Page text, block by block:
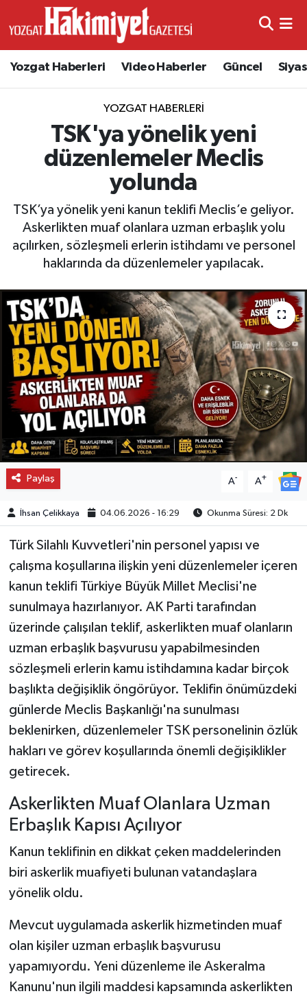
Yozgat Haberleri Video Haberler Güncel
YOZGAT HABERLERI
TSK'ya yönelik yeni
düzenlemeler Meclis
yolunda
TSK’ya yönelik yeni kanun teklifi Meclis’e geliyor.
Askerlikten muaf olanlara uzman erbaşlık yolu
açılırken, sözleşmeli erlerin istihdamı ve personel
haklarında da düzenlemeler yapılacak.
Paylaş A- A+
İhsan Çelikkaya 04.06.2026 - 16:29 Okunma Süresi: 2 Dk
Türk Silahlı Kuvvetleri'nin personel yapısı ve
çalışma koşullarına ilişkin yeni düzenlemeler içeren
kanun teklifi Türkiye Büyük Millet Meclisi'ne
sunulmaya hazırlanıyor. AK Parti tarafından
üzerinde çalışılan teklif, askerlikten muaf olanların
uzman erbaşlık başvurusu yapabilmesinden
sözleşmeli erlerin kamu istihdamına kadar birçok
başlıkta değişiklik öngörüyor. Teklifin önümüzdeki
günlerde Meclis Başkanlığı'na sunulması
beklenirken, düzenlemeler TSK personelinin özlük
hakları ve görev koşullarında önemli değişiklikler
getirecek.
Askerlikten Muaf Olanlara Uzman
Erbaşlık Kapısı Açılıyor
Kanun teklifinin en dikkat çeken maddelerinden
biri askerlik muafiyeti bulunan vatandaşlara
yönelik oldu.
Mevcut uygulamada askerlik hizmetinden muaf
olan kişiler uzman erbaşlık başvurusu
yapamıyordu. Yeni düzenleme ile Askeralma
Kanunu'nun ilgili maddesi kapsamında askerlikten